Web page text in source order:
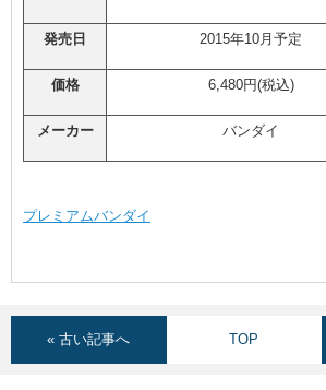
発売日 2015年10月予定
価格 6,480円(税込)
メーカー バンダイ
プレミアムバンダイ
« 古い記事へ TOP